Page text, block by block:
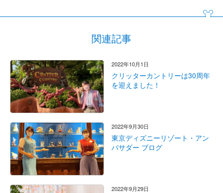
関連記事
2022年10月1日
クリッターカントリーは30周年
を迎えました！
2022年9月30日
東京ディズニーリゾート・アン
バサダー ブログ
2022年9月29日